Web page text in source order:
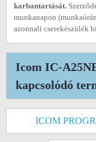
karbantartását.
munkanapon
azonnali cserekészülék
Icom IC-
kapcsolódó
ICOM